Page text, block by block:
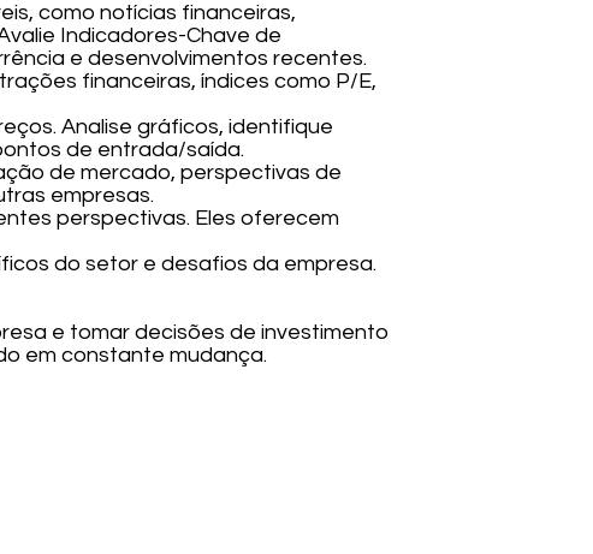
como notícias financeiras,
Indicadores-Chave de
e desenvolvimentos recentes.
financeiras, índices como P/E,
Analise gráficos, identifique
de entrada/saída.
de mercado, perspectivas de
empresas.
perspectivas. Eles oferecem
do setor e desafios da empresa.
e tomar decisões de investimento
em constante mudança.